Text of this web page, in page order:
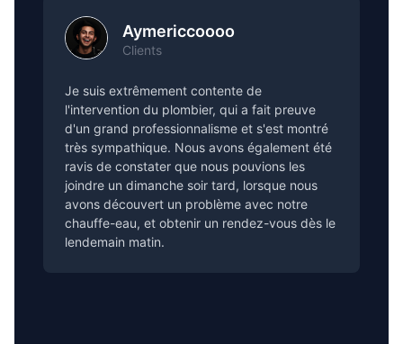
Aymericcoooo
Clients
Je suis extrêmement contente de
l'intervention du plombier, qui a fait preuve
d'un grand professionnalisme et s'est montré
très sympathique. Nous avons également été
ravis de constater que nous pouvions les
joindre un dimanche soir tard, lorsque nous
avons découvert un problème avec notre
chauffe-eau, et obtenir un rendez-vous dès le
lendemain matin.